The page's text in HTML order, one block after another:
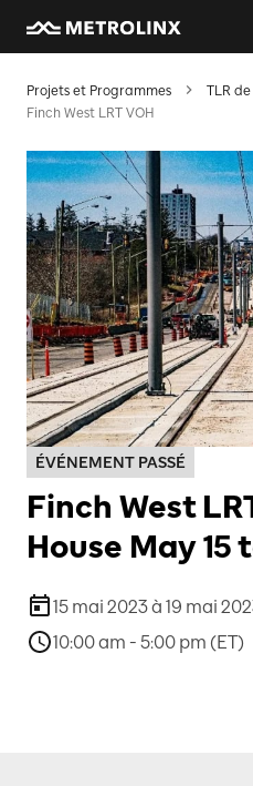
Projets et Programmes TLR
Finch West LRT VOH
ÉVÉNEMENT PASSÉ
Finch West
House May 15
15 mai 2023 à 19 mai
10:00 am - 5:00 pm (ET)